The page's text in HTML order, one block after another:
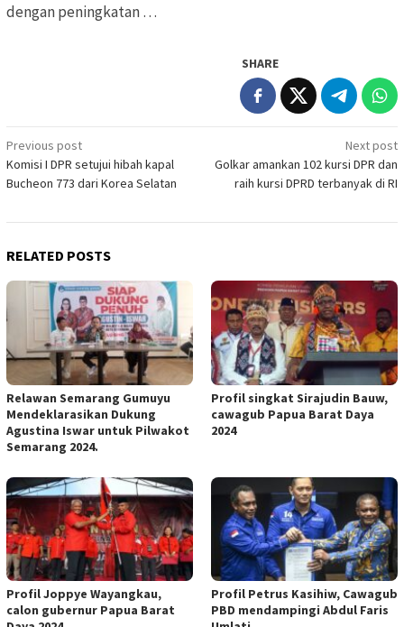
dengan peningkatan …
SHARE
Post
navigation
Previous post
Komisi I DPR setujui hibah kapal
Bucheon 773 dari Korea Selatan
Next post
Golkar amankan 102 kursi DPR dan
raih kursi DPRD terbanyak di RI
RELATED POSTS
Relawan Semarang Gumuyu
Mendeklarasikan Dukung
Agustina Iswar untuk Pilwakot
Semarang 2024.
Profil singkat Sirajudin Bauw,
cawagub Papua Barat Daya
2024
Profil Joppye Wayangkau,
calon gubernur Papua Barat
Profil Petrus Kasihiw, Cawagub
PBD mendampingi Abdul Faris